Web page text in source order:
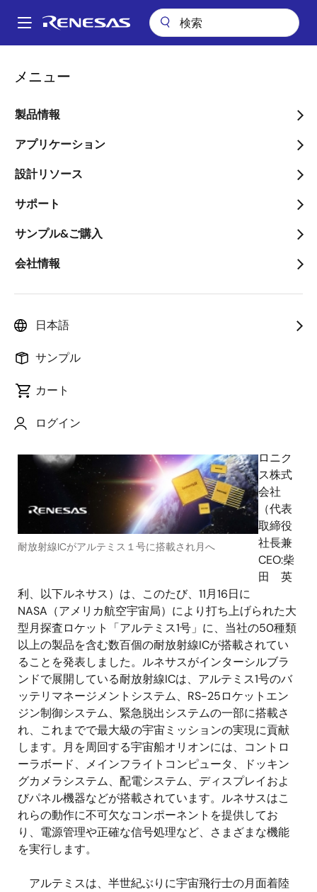
ン
Main
メニュー
製品情報
アプリケーション
設計リソース
サポート
サンプル&ご購入
会社情報
日本語
サンプル
カート
ログイン
パ
ン
く
ず
NASAの月探査ロケット「アルテミス1号」に、ルネサスのインターシ
NASAの月探査ロケット
「アルテミス1号」に、ル
ネサスのインターシルブラ
ンド耐放射線IC数百個が搭
載
～宇宙ロケットと宇宙船オリオンに搭
ョン実現に貢献～
2022年11月17日
耐放射線ICがアルテミス１号に搭載され月へ
ロニク
ス株式
会社
（代表
取締役
社長兼
CEO:柴
田 英
利、以下ルネサス）は、このたび、11月16日に
NASA（アメリカ航空宇宙局）により打ち上げられた大
型月探査ロケット「アルテミス1号」に、当社の50種類
以上の製品を含む数百個の耐放射線ICが搭載されてい
ることを発表しました。ルネサスがインターシルブラ
ンドで展開している耐放射線ICは、アルテミス1号のバ
ッテリマネージメントシステム、RS-25ロケットエン
ジン制御システム、緊急脱出システムの一部に搭載さ
れ、これまでで最大級の宇宙ミッションの実現に貢献
します。月を周回する宇宙船オリオンには、コントロ
ーラボード、メインフライトコンピュータ、ドッキン
グカメラシステム、配電システム、ディスプレイおよ
びパネル機器などが搭載されています。ルネサスはこ
れらの動作に不可欠なコンポーネントを提供してお
り、電源管理や正確な信号処理など、さまざまな機能
を実行します。
アルテミスは、半世紀ぶりに宇宙飛行士の月面着陸